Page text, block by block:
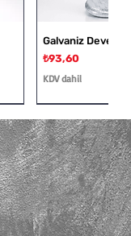
Galvaniz
Fiyat
₺93,60
KDV dahil